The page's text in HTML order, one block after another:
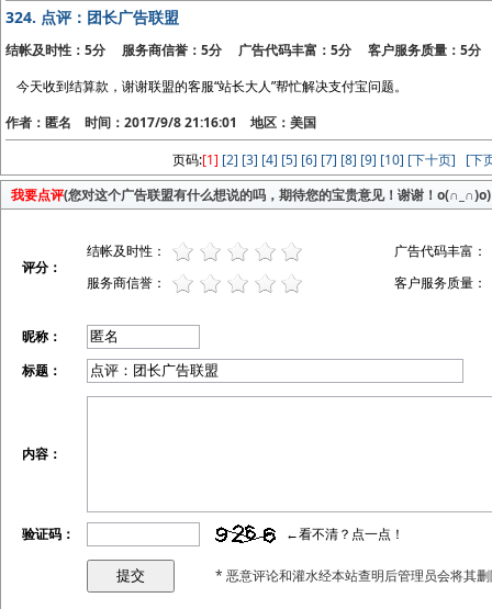
324. 点评：团长广告联盟
结帐及时性：5分 服务商信誉：5分 广告代码丰富：5分 客户服务质量：5分
今天收到结算款，谢谢联盟的客服“站长大人”帮忙解决支付宝问题。
作者：匿名 时间：2017/9/8 21:16:01 地区：美国
页码:[1] [2] [3] [4] [5] [6] [7] [8] [9] [10] [下十页]
[下
我要点评(您对这个广告联盟有什么想说的吗，期待您的宝贵意见！谢谢！o(∩_∩)o)
评分：
结帐及时性：
广告代码丰富：
服务商信誉：
客户服务质量：
昵称：
标题：
内容：
验证码： ←看不清？点一点！
* 恶意评论和灌水经本站查明后管理员会将其